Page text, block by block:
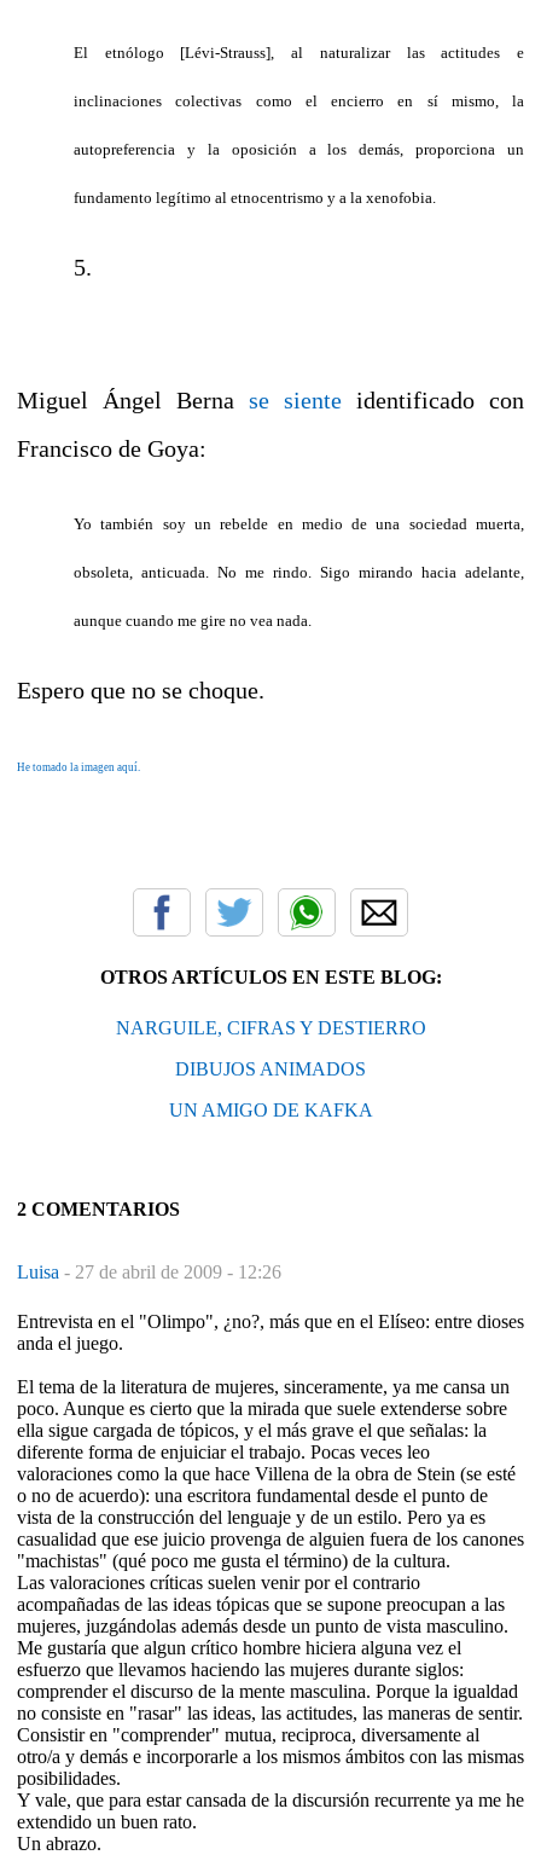
El etnólogo [Lévi-Strauss], al naturalizar las actitudes e
inclinaciones colectivas como el encierro en sí mismo, la
autopreferencia y la oposición a los demás, proporciona un
fundamento legítimo al etnocentrismo y a la xenofobia.
5.
Miguel Ángel Berna se siente identificado con
Francisco de Goya:
Yo también soy un rebelde en medio de una sociedad muerta,
obsoleta, anticuada. No me rindo. Sigo mirando hacia adelante,
aunque cuando me gire no vea nada.
Espero que no se choque.
He tomado la imagen aquí.
OTROS ARTÍCULOS EN ESTE BLOG:
NARGUILE, CIFRAS Y DESTIERRO
DIBUJOS ANIMADOS
UN AMIGO DE KAFKA
2 COMENTARIOS
Luisa - 27 de abril de 2009 - 12:26
Entrevista en el "Olimpo", ¿no?, más que en el Elíseo: entre dioses
anda el juego.
El tema de la literatura de mujeres, sinceramente, ya me cansa un
poco. Aunque es cierto que la mirada que suele extenderse sobre
ella sigue cargada de tópicos, y el más grave el que señalas: la
diferente forma de enjuiciar el trabajo. Pocas veces leo
valoraciones como la que hace Villena de la obra de Stein (se esté
o no de acuerdo): una escritora fundamental desde el punto de
vista de la construcción del lenguaje y de un estilo. Pero ya es
casualidad que ese juicio provenga de alguien fuera de los canones
"machistas" (qué poco me gusta el término) de la cultura.
Las valoraciones críticas suelen venir por el contrario
acompañadas de las ideas tópicas que se supone preocupan a las
mujeres, juzgándolas además desde un punto de vista masculino.
Me gustaría que algun crítico hombre hiciera alguna vez el
esfuerzo que llevamos haciendo las mujeres durante siglos:
comprender el discurso de la mente masculina. Porque la igualdad
no consiste en "rasar" las ideas, las actitudes, las maneras de sentir.
Consistir en "comprender" mutua, reciproca, diversamente al
otro/a y demás e incorporarle a los mismos ámbitos con las mismas
posibilidades.
Y vale, que para estar cansada de la discursión recurrente ya me he
extendido un buen rato.
Un abrazo.